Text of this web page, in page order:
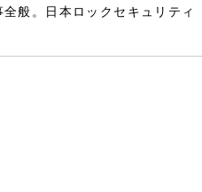
般。日本ロックセキュリティ